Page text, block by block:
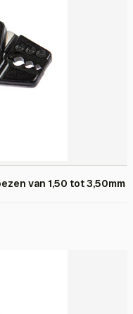
van 1,50 tot 3,50mm